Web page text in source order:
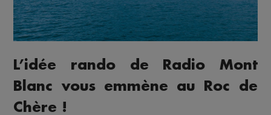
L’idée rando de Radio Mont
Blanc vous emmène au Roc de
Chère !